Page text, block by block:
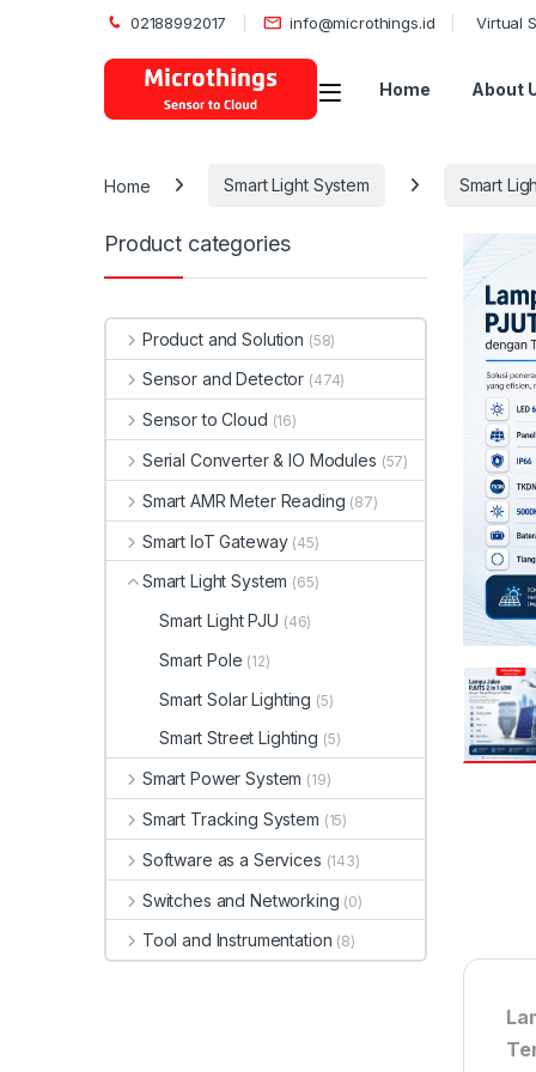
02188992017 info@microthings.id Virtual
Open Home About
Home Smart Light System Smart
Product categories
Product and Solution (58)
Sensor and Detector (474)
Sensor to Cloud (16)
Serial Converter & IO Modules (57)
Smart AMR Meter Reading (87)
Smart IoT Gateway (45)
Smart Light System (65)
Smart Light PJU (46)
Smart Pole (12)
Smart Solar Lighting (5)
Smart Street Lighting (5)
Smart Power System (19)
Smart Tracking System (15)
Software as a Services (143)
Switches and Networking (0)
Tool and Instrumentation (8)